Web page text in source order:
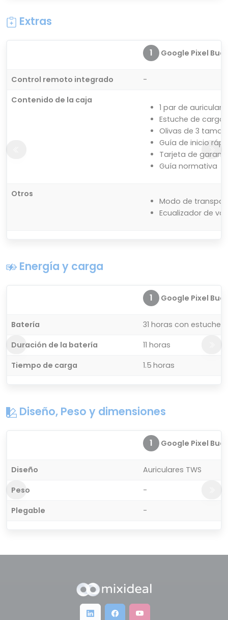
Extras
1 Google Pixel
Control remoto integrado
-
Contenido de la caja
1 par de
Estuche de carga
Olivas de 3
Guía de inicio
Tarjeta de
Guía normativa
Otros
Modo de
Ecualizador de
Energía y carga
1 Google Pixel
Batería
31 horas con estuche
Duración de la batería
11 horas
Tiempo de carga
1.5 horas
Diseño, Peso y dimensiones
1 Google Pixel
Diseño
Auriculares TWS
Peso
-
Plegable
-